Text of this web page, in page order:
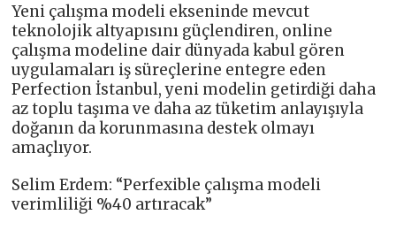
Yeni çalışma modeli ekseninde mevcut
teknolojik altyapısını güçlendiren, online
çalışma modeline dair dünyada kabul gören
uygulamaları iş süreçlerine entegre eden
Perfection İstanbul, yeni modelin getirdiği daha
az toplu taşıma ve daha az tüketim anlayışıyla
doğanın da korunmasına destek olmayı
amaçlıyor.
Selim Erdem: “Perfexible çalışma modeli
verimliliği %40 artıracak”